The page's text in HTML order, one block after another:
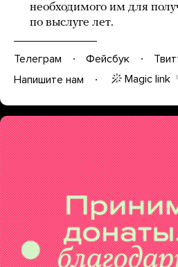
необходимого им для
по выслуге лет.
Телеграм Фейсбук
Напишите нам
Magic link